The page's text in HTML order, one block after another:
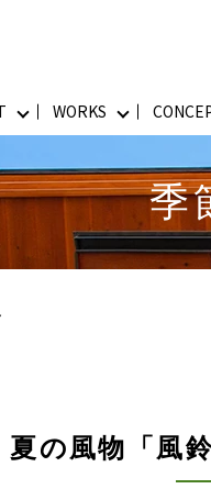
WORKS
季
夏の風物「風